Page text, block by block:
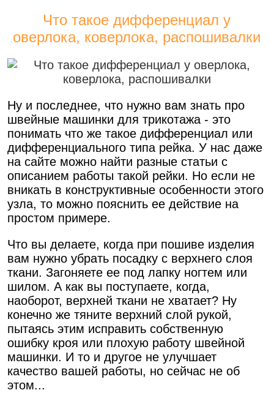
Что такое дифференциал у
оверлока, коверлока, распошивалки
Ну и последнее, что нужно вам знать про
швейные машинки для трикотажа - это
понимать что же такое дифференциал или
дифференциального типа рейка. У нас даже
на сайте можно найти разные статьи с
описанием работы такой рейки. Но если не
вникать в конструктивные особенности этого
узла, то можно пояснить ее действие на
простом примере.
Что вы делаете, когда при пошиве изделия
вам нужно убрать посадку с верхнего слоя
ткани. Загоняете ее под лапку ногтем или
шилом. А как вы поступаете, когда,
наоборот, верхней ткани не хватает? Ну
конечно же тяните верхний слой рукой,
пытаясь этим исправить собственную
ошибку кроя или плохую работу швейной
машинки. И то и другое не улучшает
качество вашей работы, но сейчас не об
этом...